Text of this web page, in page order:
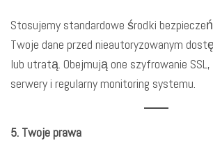
Stosujemy standardowe środki
Twoje dane przed nieautoryzowanym
lub utratą. Obejmują one szyfrowanie SSL,
serwery i regularny monitoring systemu.
5. Twoje prawa